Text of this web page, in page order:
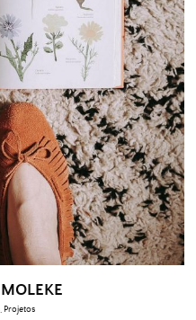
, Projetos